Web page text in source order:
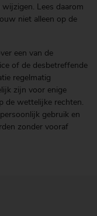
Lees daarom
niet alleen op de
een van de
of de desbetreffende
regelmatig
zijn voor enige
de wettelijke rechten.
gebruik en
zonder vooraf